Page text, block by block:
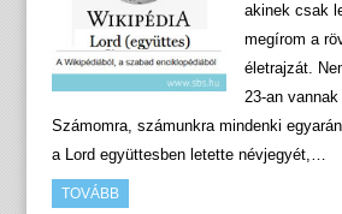
akinek csak
megírom a
életrajzát.
23-an
Számomra, számunkra mindenki
a Lord együttesben letette névjegyét,…
TOVÁBB